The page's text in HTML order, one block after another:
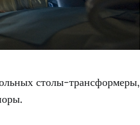
столы-трансформеры,